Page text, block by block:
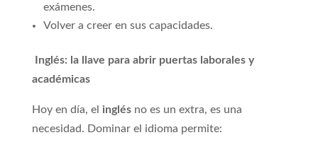
exámenes.
Volver a creer en sus capacidades.
Inglés: la llave para abrir puertas laborales y
académicas
Hoy en día, el inglésno es un extra, es una
necesidad. Dominar el idioma permite: